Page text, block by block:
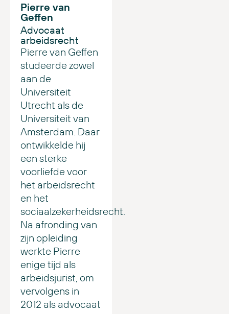
Pierre van
Geffen
Advocaat
arbeidsrecht
Pierre van Geffen
studeerde zowel
aan de
Universiteit
Utrecht als de
Universiteit van
Amsterdam. Daar
ontwikkelde hij
een sterke
voorliefde voor
het arbeidsrecht
en het
sociaalzekerheidsrecht.
Na afronding van
zijn opleiding
werkte Pierre
enige tijd als
arbeidsjurist, om
vervolgens in
2012 als advocaat